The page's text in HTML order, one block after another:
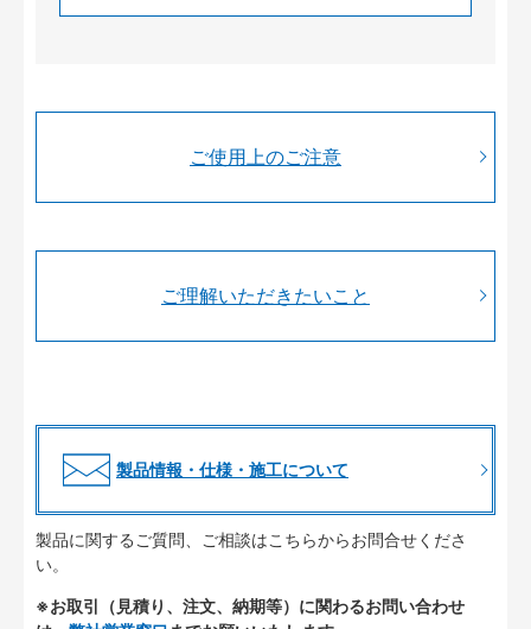
ご使用上のご注意
ご理解いただきたいこと
製品情報・仕様・施工について
製品に関するご質問、ご相談はこちらからお問合せくださ
い。
※お取引（見積り、注文、納期等）に関わるお問い合わせ